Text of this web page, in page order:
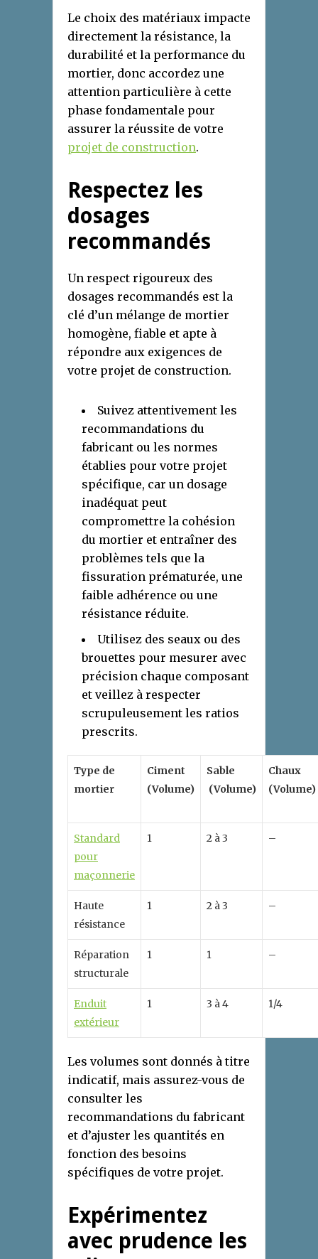
Le choix des matériaux impacte
directement la résistance, la
durabilité et la performance du
mortier, donc accordez une
attention particulière à cette
phase fondamentale pour
assurer la réussite de votre
projet de construction.
Respectez les
dosages
recommandés
Un respect rigoureux des
dosages recommandés est la
clé d’un mélange de mortier
homogène, fiable et apte à
répondre aux exigences de
votre projet de construction.
Suivez attentivement les
recommandations du
fabricant ou les normes
établies pour votre projet
spécifique, car un dosage
inadéquat peut
compromettre la cohésion
du mortier et entraîner des
problèmes tels que la
fissuration prématurée, une
faible adhérence ou une
résistance réduite.
Utilisez des seaux ou des
brouettes pour mesurer avec
précision chaque composant
et veillez à respecter
scrupuleusement les ratios
prescrits.
Type de
mortier
Ciment
(Volume)
Sable
(Volume)
Chaux
(Volume)
Standard
pour
maçonnerie
1 2 à 3 –
Haute
résistance
1 2 à 3 –
Réparation
structurale
1 1 –
Enduit
extérieur
1 3 à 4 1/4
Les volumes sont donnés à titre
indicatif, mais assurez-vous de
consulter les
recommandations du fabricant
et d’ajuster les quantités en
fonction des besoins
spécifiques de votre projet.
Expérimentez
avec prudence les